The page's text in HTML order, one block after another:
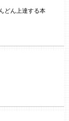
どん上達する本